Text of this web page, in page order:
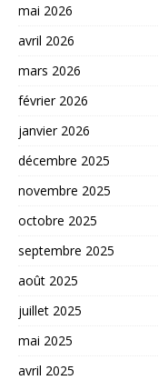
mai 2026
avril 2026
mars 2026
février 2026
janvier 2026
décembre 2025
novembre 2025
octobre 2025
septembre 2025
août 2025
juillet 2025
mai 2025
avril 2025